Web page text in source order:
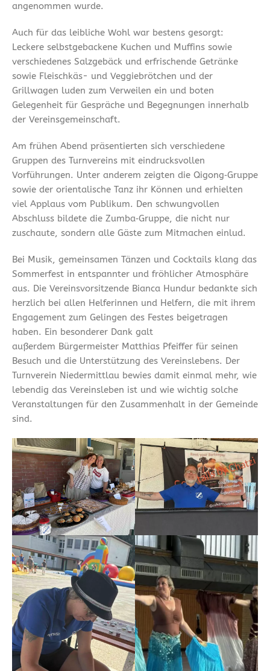
angenommen wurde.
Auch für das leibliche Wohl war bestens gesorgt:
Leckere selbstgebackene Kuchen und Muffins sowie
verschiedenes Salzgebäck und erfrischende Getränke
sowie Fleischkäs- und Veggiebrötchen und der
Grillwagen luden zum Verweilen ein und boten
Gelegenheit für Gespräche und Begegnungen innerhalb
der Vereinsgemeinschaft.
Am frühen Abend präsentierten sich verschiedene
Gruppen des Turnvereins mit eindrucksvollen
Vorführungen. Unter anderem zeigten die Qigong‑Gruppe
sowie der orientalische Tanz ihr Können und erhielten
viel Applaus vom Publikum. Den schwungvollen
Abschluss bildete die Zumba‑Gruppe, die nicht nur
zuschaute, sondern alle Gäste zum Mitmachen einlud.
Bei Musik, gemeinsamen Tänzen und Cocktails klang das
Sommerfest in entspannter und fröhlicher Atmosphäre
aus. Die Vereinsvorsitzende Bianca Hundur bedankte sich
herzlich bei allen Helferinnen und Helfern, die mit ihrem
Engagement zum Gelingen des Festes beigetragen
haben. Ein besonderer Dank galt
außerdem Bürgermeister Matthias Pfeiffer für seinen
Besuch und die Unterstützung des Vereinslebens. Der
Turnverein Niedermittlau bewies damit einmal mehr, wie
lebendig das Vereinsleben ist und wie wichtig solche
Veranstaltungen für den Zusammenhalt in der Gemeinde
sind.